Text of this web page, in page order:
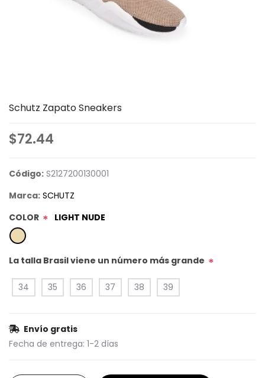
Schutz Zapato Sneakers
$72.44
Código: S2127200130001
Marca: SCHUTZ
COLOR * LIGHT NUDE
La talla Brasil viene un número más grande *
34 35 36 37 38 39
Envío gratis
Fecha de entrega: 1-2 días